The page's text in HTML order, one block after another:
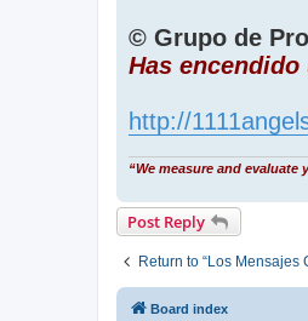
© Grupo de
Has
http://
“We measure and
Post Reply
Return to “Los Mensajes
Board index